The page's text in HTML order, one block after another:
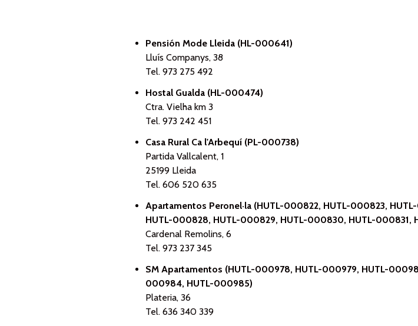
Pensión Mode Lleida (HL-000641)
Lluís Companys, 38
Tel. 973 275 492
Hostal Gualda (HL-000474)
Ctra. Vielha km 3
Tel. 973 242 451
Casa Rural Ca l'Arbequí (PL-000738)
Partida Vallcalent, 1
25199 Lleida
Tel. 606 520 635
Apartamentos Peronel·la (HUTL-000822, HUTL-000823,
HUTL-000828, HUTL-000829, HUTL-000830, HUTL-000831,
Cardenal Remolins, 6
Tel. 973 237 345
SM Apartamentos (HUTL-000978, HUTL-000979, HUTL-
000984, HUTL-000985)
Plateria, 36
Tel. 636 340 339